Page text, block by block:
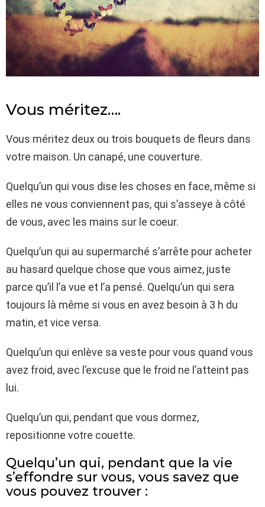
Vous méritez….
Vous méritez deux ou trois bouquets de fleurs dans
votre maison. Un canapé, une couverture.
Quelqu’un qui vous dise les choses en face, même si
elles ne vous conviennent pas, qui s’asseye à côté
de vous, avec les mains sur le coeur.
Quelqu’un qui au supermarché s’arrête pour acheter
au hasard quelque chose que vous aimez, juste
parce qu’il l’a vue et l’a pensé. Quelqu’un qui sera
toujours là même si vous en avez besoin à 3 h du
matin, et vice versa.
Quelqu’un qui enlève sa veste pour vous quand vous
avez froid, avec l’excuse que le froid ne l’atteint pas
lui.
Quelqu’un qui, pendant que vous dormez,
repositionne votre couette.
Quelqu’un qui, pendant que la vie
s’effondre sur vous, vous savez que
vous pouvez trouver :